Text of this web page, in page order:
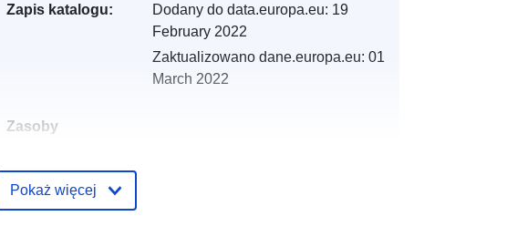
Zapis katalogu: Dodany do data.europa.eu: 19
February 2022
Zaktualizowano dane.europa.eu: 01
March 2022
Zasoby
Identyfikatory:
Pokaż więcej